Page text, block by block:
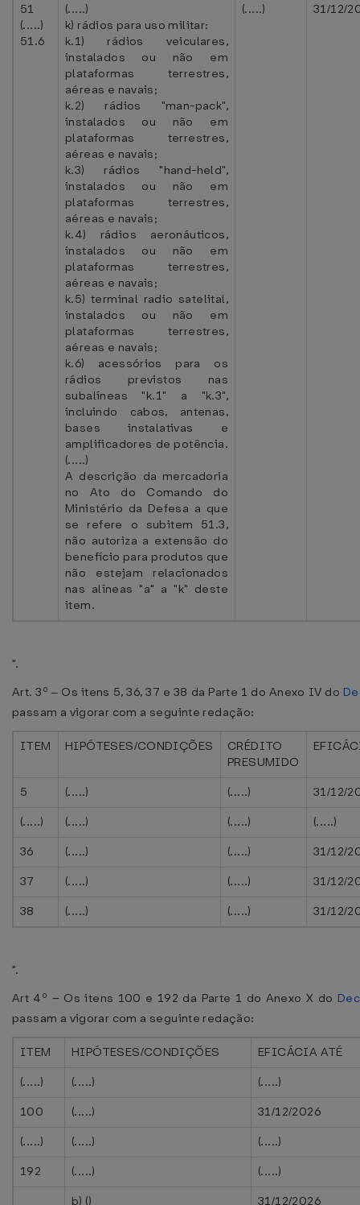
51
(.....)
51.6
(.....)
k) rádios para uso militar:
k.1) rádios veiculares,
instalados ou não em
plataformas terrestres,
aéreas e navais;
k.2) rádios "man-pack",
instalados ou não em
plataformas terrestres,
aéreas e navais;
k.3) rádios "hand-held",
instalados ou não em
plataformas terrestres,
aéreas e navais;
k.4) rádios aeronáuticos,
instalados ou não em
plataformas terrestres,
aéreas e navais;
k.5) terminal radio satelital,
instalados ou não em
plataformas terrestres,
aéreas e navais;
k.6) acessórios para os
rádios previstos nas
subalíneas "k.1" a "k.3",
incluindo cabos, antenas,
bases instalativas e
amplificadores de potência.
(.....)
A descrição da mercadoria
no Ato do Comando do
Ministério da Defesa a que
se refere o subitem 51.3,
não autoriza a extensão do
benefício para produtos que
não estejam relacionados
nas alíneas "a" a "k" deste
item.
(.....) 31/12/
".
Art. 3º ‒ Os itens 5, 36, 37 e 38 da Parte 1 do Anexo IV do
passam a vigorar com a seguinte redação:
ITEM HIPÓTESES/CONDIÇÕES
CRÉDITO
PRESUMIDO
5 (.....) (.....)
31/12/
(.....)
(.....) (.....)
(.....)
36
(.....) (.....)
31/12/
37
(.....) (.....)
31/12/
38
(.....) (.....) 31/12/
".
Art 4º – Os itens 100 e 192 da Parte 1 do Anexo X do
passam a vigorar com a seguinte redação:
ITEM HIPÓTESES/CONDIÇÕES
EFICÁCIA ATÉ
(.....)
(.....)
(.....)
100
(.....)
31/12/2026
(.....)
(.....)
(.....)
192
(.....)
(.....)
b) ()
31/12/2026